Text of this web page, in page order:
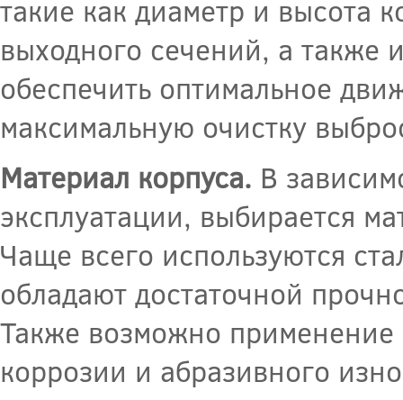
такие как диаметр и высота
выходного сечений, а также
обеспечить оптимальное
максимальную очистку
Материал корпуса. В
эксплуатации, выбирается
Чаще всего используются
обладают достаточной
Также возможно
коррозии и абразивного